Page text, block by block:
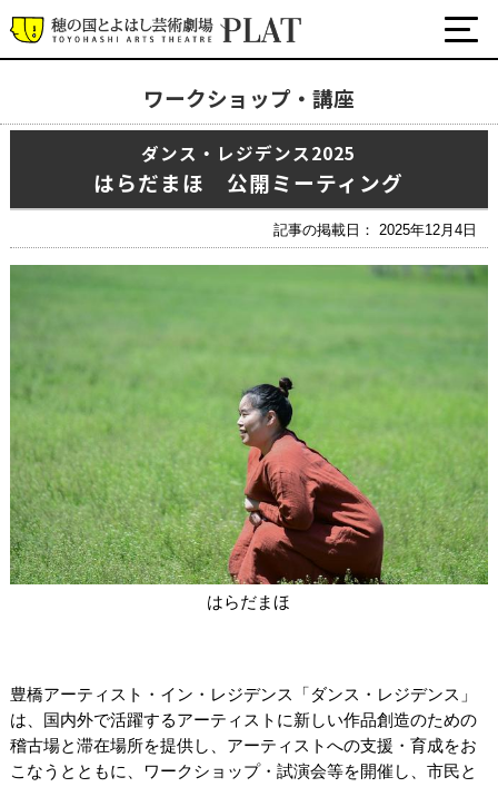
公式SNS
アクセシビリティ/
サービス
会員制度のご案内
交通アクセス お問合せ
ワークショップ・講座
ダンス・レジデンス2025
はらだまほ 公開ミーティング
記事の掲載日： 2025年12月4日
はらだまほ
豊橋アーティスト・イン・レジデンス「ダンス・レジデンス」
は、国内外で活躍するアーティストに新しい作品創造のための
稽古場と滞在場所を提供し、アーティストへの支援・育成をお
こなうとともに、ワークショップ・試演会等を開催し、市民と
最新の公演・イベント情報
演劇・ダンス・音楽など
ワークショップ・講座
チケット・座席表・鑑賞サポートなど
施設の利用について
サポート
関連団体・施設